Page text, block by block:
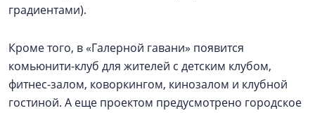
градиентами).
Кроме того, в «Галерной гавани» появится
комьюнити-клуб для жителей с детским клубом,
фитнес-залом, коворкингом, кинозалом и клубной
гостиной. А еще проектом предусмотрено городское